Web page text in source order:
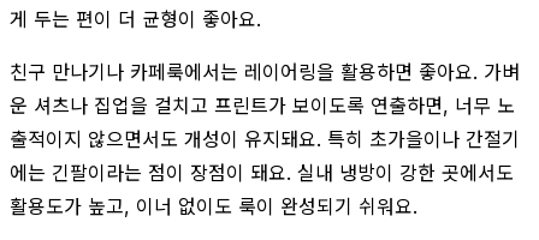
게 두는 편이 더 균형이 좋아요.
친구 만나기나 카페룩에서는 레이어링을 활용하면 좋아요. 가벼
운 셔츠나 집업을 걸치고 프린트가 보이도록 연출하면, 너무 노
출적이지 않으면서도 개성이 유지돼요. 특히 초가을이나 간절기
에는 긴팔이라는 점이 장점이 돼요. 실내 냉방이 강한 곳에서도
활용도가 높고, 이너 없이도 룩이 완성되기 쉬워요.